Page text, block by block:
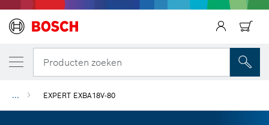
Producten zoeken
... EXPERT EXBA18V-80